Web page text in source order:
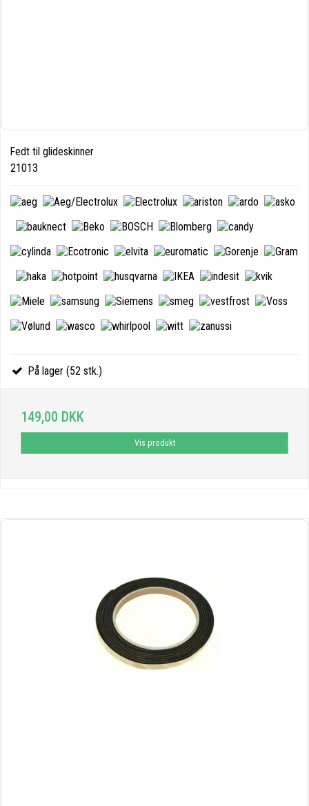
Fedt til glideskinner
21013
På lager (52 stk.)
149,00 DKK
Vis produkt